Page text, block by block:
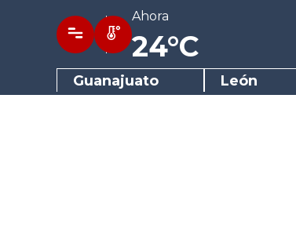
Ahora
24°C
Guanajuato León